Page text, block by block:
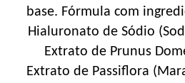
base. Fórmula com
Hialuronato de Sódio
Extrato de Prunus
Extrato de Passiflora